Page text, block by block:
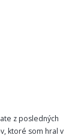
z posledných
ktoré som hral v